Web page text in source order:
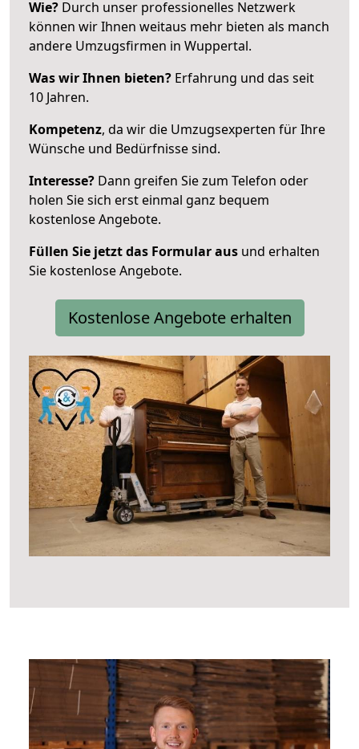
Wie? Durch unser professionelles Netzwerk
können wir Ihnen weitaus mehr bieten als manch
andere Umzugsfirmen in Wuppertal.
Was wir Ihnen bieten? Erfahrung und das seit
10 Jahren.
Kompetenz, da wir die Umzugsexperten für Ihre
Wünsche und Bedürfnisse sind.
Interesse? Dann greifen Sie zum Telefon oder
holen Sie sich erst einmal ganz bequem
kostenlose Angebote.
Füllen Sie jetzt das Formular aus und erhalten
Sie kostenlose Angebote.
Kostenlose Angebote erhalten